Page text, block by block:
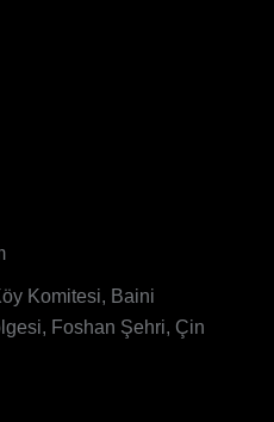
Komitesi, Baini
Foshan Şehri, Çin